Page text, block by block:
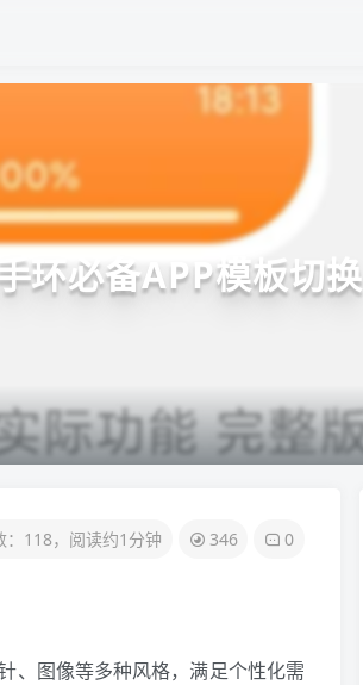
环必备APP模板切换
：118，阅读约1分钟 346 0
、图像等多种风格，满足个性化需